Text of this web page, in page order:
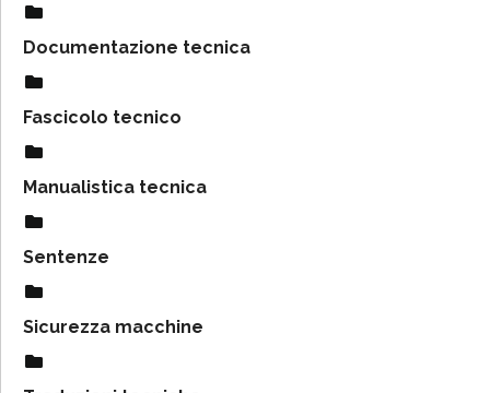
Documentazione tecnica
Fascicolo tecnico
Manualistica tecnica
Sentenze
Sicurezza macchine